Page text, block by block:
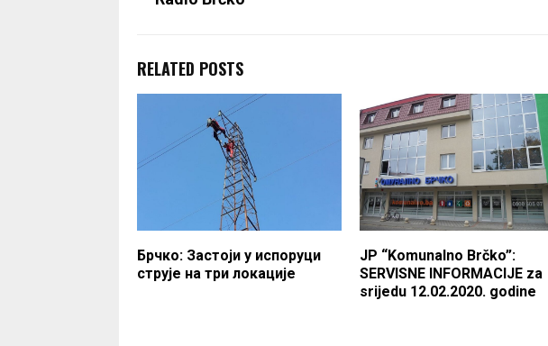
RELATED POSTS
Брчко: Застоји у испоруци
струје на три локације
JP “Komunalno Brčko”:
SERVISNE INFORMACIJE za
srijedu 12.02.2020. godine